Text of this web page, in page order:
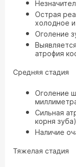
Острая
холодное
Оголение
атрофия
Средняя стадия
Оголение
Сильная
корня
Наличие
Тяжелая стадия